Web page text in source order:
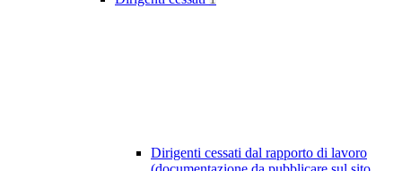
Dirigenti cessati dal rapporto di lavoro